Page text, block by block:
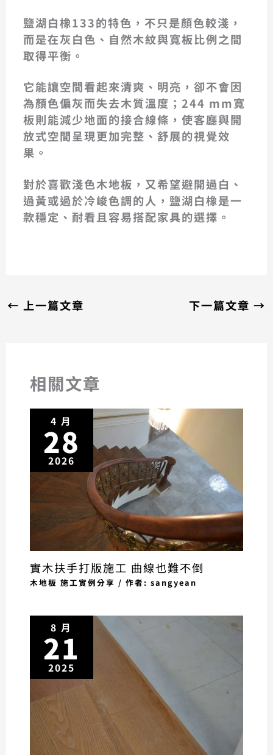
鹽湖白橡133的特色，不只是顏色較淺，
而是在灰白色、自然木紋與寬板比例之間
取得平衡。
它能讓空間看起來清爽、明亮，卻不會因
為顏色偏灰而失去木質溫度；244 mm寬
板則能減少地面的接合線條，使客廳與開
放式空間呈現更加完整、舒展的視覺效
果。
對於喜歡淺色木地板，又希望避開過白、
過黃或過於冷峻色調的人，鹽湖白橡是一
款穩定、耐看且容易搭配家具的選擇。
← 上一篇文章 下一篇文章→
相關文章
4 月
28
2026
實木扶手打版施工 曲線也難不倒
木地板 施工實例分享 / 作者: sangyean
8 月
21
2025